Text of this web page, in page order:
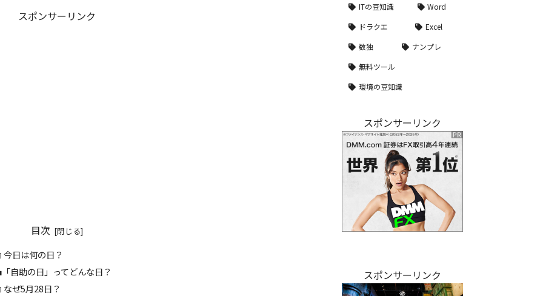
スポンサーリンク
目次
今日は何の日？
自助の日」ってどんな日？
なぜ5月28日？
ITの豆知識
Word
ドラクエ
Excel
数独
ナンプレ
無料ツール
環境の豆知識
スポンサーリンク
スポンサーリンク